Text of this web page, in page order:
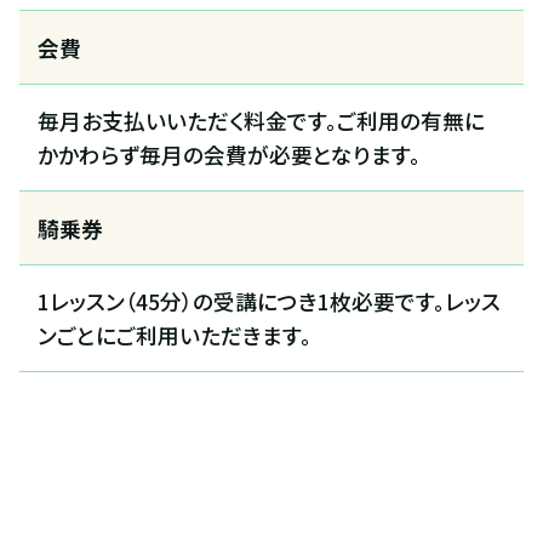
会費
毎月お支払いいただく料金です。ご利用の有無に
かかわらず毎月の会費が必要となります。
騎乗券
1レッスン（45分）の受講につき1枚必要です。レッス
ンごとにご利用いただきます。